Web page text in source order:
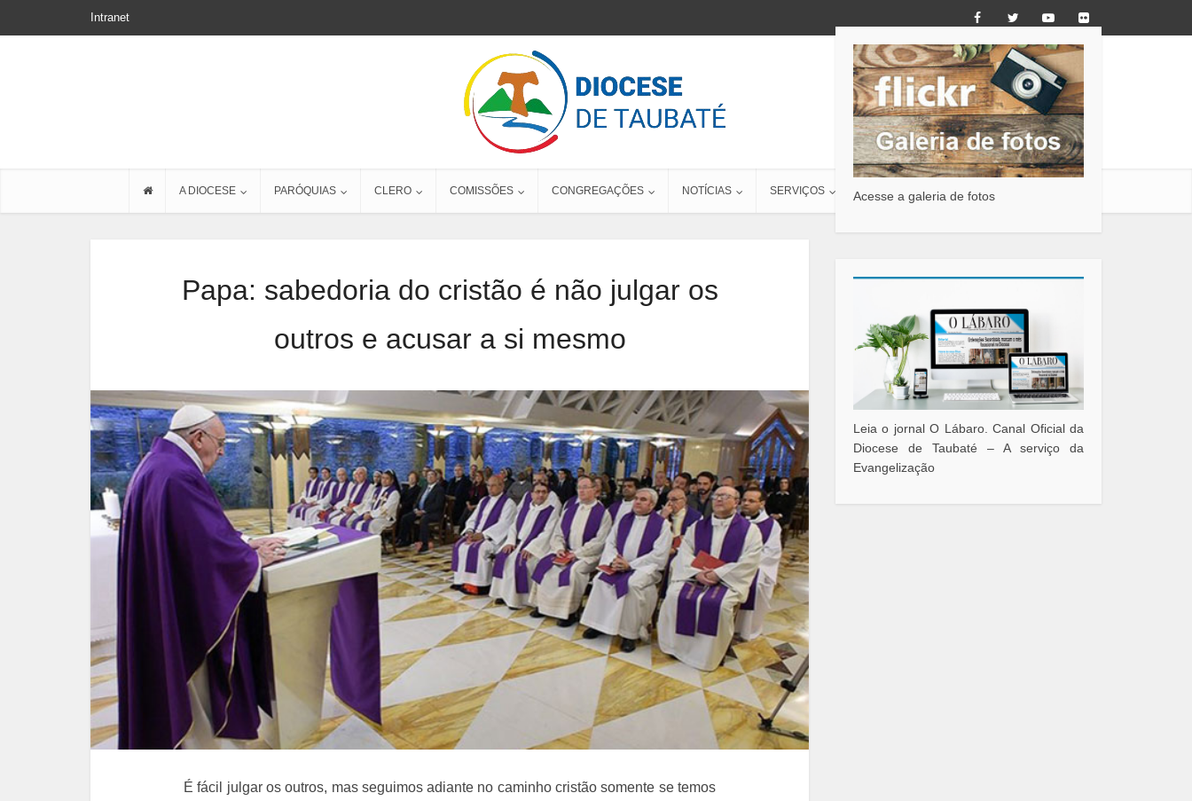
Intranet
A DIOCESE PARÓQUIAS CLERO COMISSÕES CONGREGAÇÕES NOTÍCIAS SERVIÇOS CONTATO
Papa: sabedoria do cristão é não julgar os
outros e acusar a si mesmo
É fácil julgar os outros, mas seguimos adiante no caminho cristão somente se temos
Acesse a galeria de fotos
Leia o jornal O Lábaro. Canal Oficial da
Diocese de Taubaté – A serviço da
Evangelização